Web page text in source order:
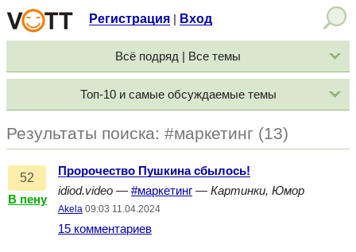
Регистрация Вход
Всё подряд | Все темы
Топ-10 и самые обсуждаемые темы
Результаты поиска: #маркетинг (13)
52
В пену
Пророчество Пушкина сбылось!
idiod.video — #маркетинг — Картинки, Юмор
Akela 09:03 11.04.2024
15 комментариев